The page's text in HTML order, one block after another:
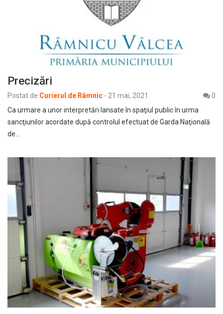
Precizări
Postat de Curierul de Râmnic - 21 mai, 2021
0
Ca urmare a unor interpretări lansate în spaţiul public în urma
sancţiunilor acordate după controlul efectuat de Garda Naţională
de…